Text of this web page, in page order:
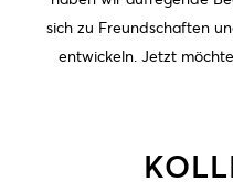
sich zu Freundschaften
entwickeln. Jetzt